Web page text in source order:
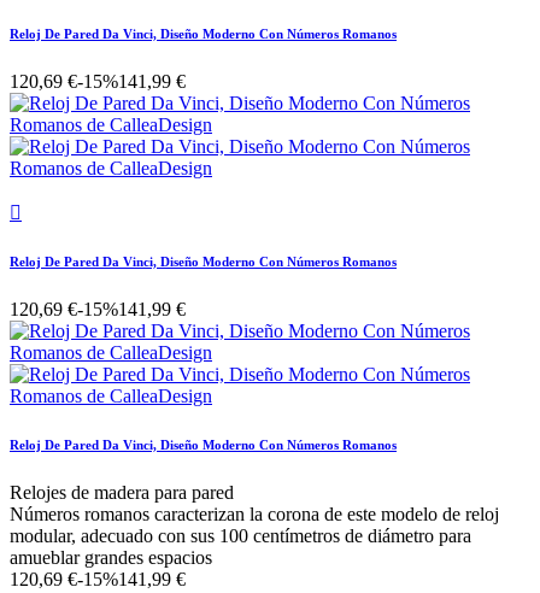
Reloj De Pared Da Vinci, Diseño Moderno Con Números Romanos
120,69 €-15%141,99 €

Reloj De Pared Da Vinci, Diseño Moderno Con Números Romanos
120,69 €-15%141,99 €
Reloj De Pared Da Vinci, Diseño Moderno Con Números Romanos
Relojes de madera para pared
Números romanos caracterizan la corona de este modelo de reloj
modular, adecuado con sus 100 centímetros de diámetro para
amueblar grandes espacios
120,69 €-15%141,99 €